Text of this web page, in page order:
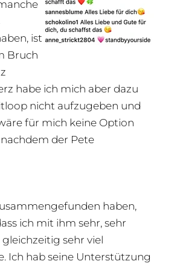
ist
Bruch
habe ich mich aber dazu
nicht aufzugeben und
für mich keine Option
der Pete
haben,
ich mit ihm sehr, sehr
sehr viel
Ich hab seine Unterstützung